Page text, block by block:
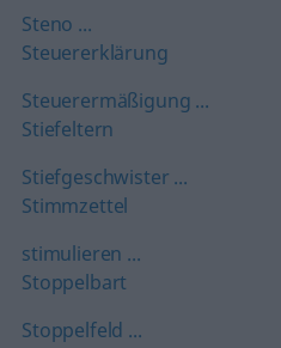
Steno ...
Steuererklärung
Steuerermäßigung ...
Stiefeltern
Stiefgeschwister ...
Stimmzettel
stimulieren ...
Stoppelbart
Stoppelfeld ...